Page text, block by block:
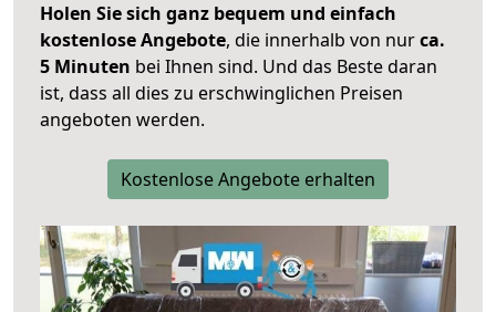
Holen Sie sich ganz bequem und einfach
kostenlose Angebote, die innerhalb von nurca.
5 Minuten bei Ihnen sind. Und das Beste daran
ist, dass all dies zu erschwinglichen Preisen
angeboten werden.
Kostenlose Angebote erhalten